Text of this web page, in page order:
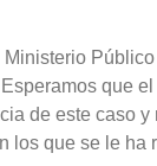
que
de este caso
los que se le ha